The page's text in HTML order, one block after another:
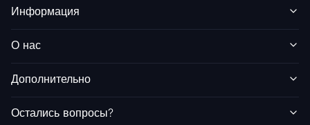
Информация
О нас
Дополнительно
Остались вопросы?